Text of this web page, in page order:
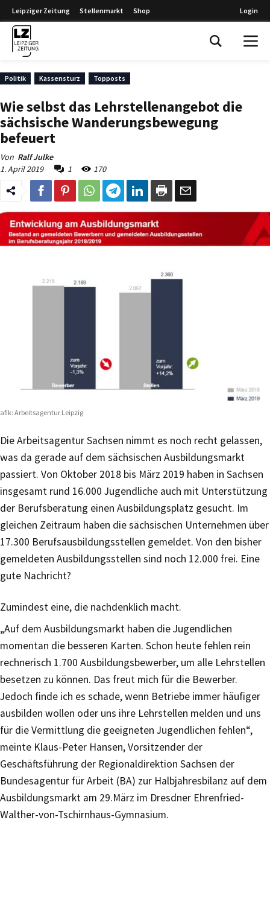
Leipziger Zeitung Stellenmarkt Shop Login
Politik Kassensturz Topposts
Wie selbst das Lehrstellenangebot die
sächsische Wanderungsbewegung
befeuert
Von Ralf Julke
1. April 2019
1 170
Arbeitsagentur Leipzig
Die Arbeitsagentur Sachsen nimmt es noch recht gelassen,
was da gerade auf dem sächsischen Ausbildungsmarkt
passiert. Von Oktober 2018 bis März 2019 haben in Sachsen
insgesamt rund 16.000 Jugendliche auch mit Unterstützung
der Berufsberatung einen Ausbildungsplatz gesucht. Im
gleichen Zeitraum haben die sächsischen Unternehmen über
17.300 Berufsausbildungsstellen gemeldet. Von den bisher
gemeldeten Ausbildungsstellen sind noch 12.000 frei. Eine
gute Nachricht?
Zumindest eine, die nachdenklich macht.
„Auf dem Ausbildungsmarkt haben die Jugendlichen
momentan die besseren Karten. Schon heute fehlen rein
rechnerisch 1.700 Ausbildungsbewerber, um alle Lehrstellen
besetzen zu können. Das freut mich für die Bewerber.
Jedoch finde ich es schade, wenn Betriebe immer häufiger
ausbilden wollen oder uns ihre Lehrstellen melden und uns
für die Vermittlung die geeigneten Jugendlichen fehlen“,
meinte Klaus-Peter Hansen, Vorsitzender der
Geschäftsführung der Regionaldirektion Sachsen der
Bundesagentur für Arbeit (BA) zur Halbjahresbilanz auf dem
Ausbildungsmarkt am 29.März im Dresdner Ehrenfried-
Walther-von-Tschirnhaus-Gymnasium.